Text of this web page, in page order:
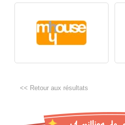
<< Retour aux résultats